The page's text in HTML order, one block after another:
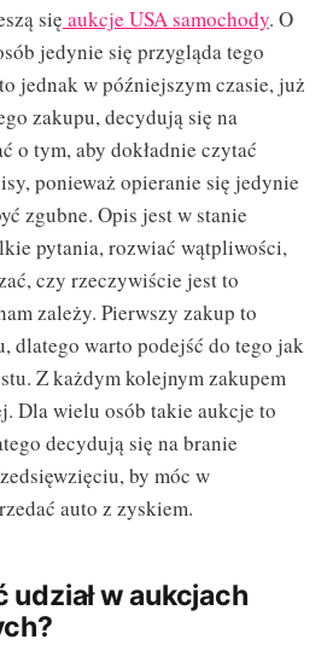
się aukcje USA samochody. O
jedynie się przygląda tego
jednak w późniejszym czasie, już
zakupu, decydują się na
o tym, aby dokładnie czytać
ponieważ opieranie się jedynie
zgubne. Opis jest w stanie
pytania, rozwiać wątpliwości,
czy rzeczywiście jest to
zależy. Pierwszy zakup to
dlatego warto podejść do tego jak
Z każdym kolejnym zakupem
Dla wielu osób takie aukcje to
decydują się na branie
by móc w
auto z zyskiem.
udział w aukcjach